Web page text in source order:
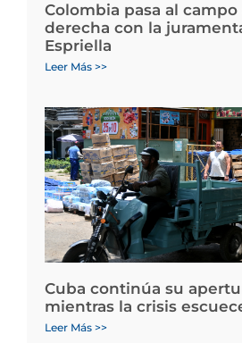
Colombia pasa al
derecha con la
Espriella
Leer Más >>
Cuba continúa su
mientras la crisis
Leer Más >>